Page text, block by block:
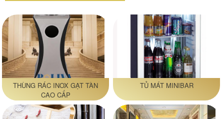
THÙNG RÁC INOX GẠT TÀN
CAO CẤP
TỦ MÁT MINIBAR